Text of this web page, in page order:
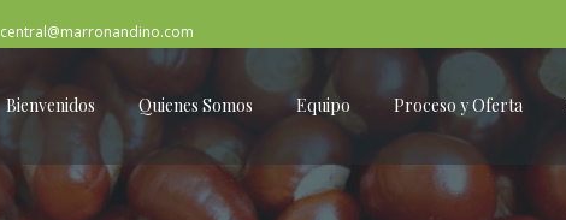
central@marronandino.com
Bienvenidos Quienes Somos Equipo Proceso y Oferta